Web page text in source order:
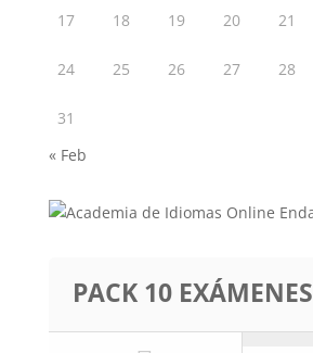
17 18 19 20 21
24 25 26 27 28
31
« Feb
PACK 10 EXÁMENES